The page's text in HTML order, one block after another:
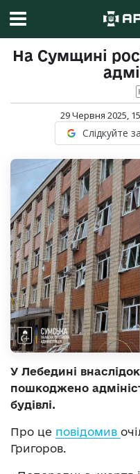
На Сумщині
29 Червня 2025,
Слідкуйте
У Лебедині
пошкоджено
будівлі.
Про це повідомив
Григоров.